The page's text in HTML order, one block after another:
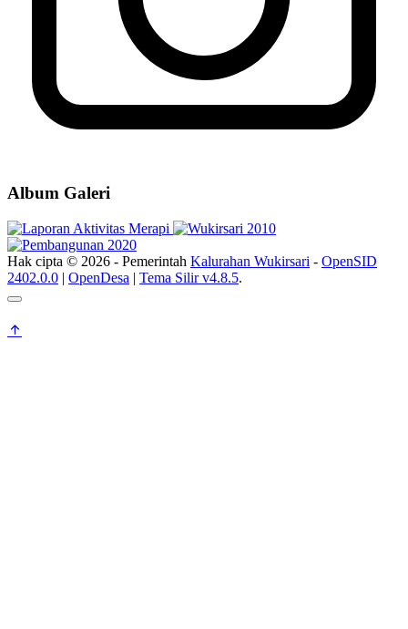
Album Galeri
Hak cipta © 2026 - Pemerintah Kalurahan Wukirsari - OpenSID
2402.0.0 | OpenDesa | Tema Silir v4.8.5.